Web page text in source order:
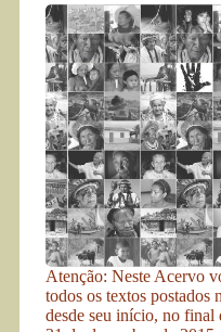
Atenção: Neste Acervo
todos os textos postados
desde seu início, no final